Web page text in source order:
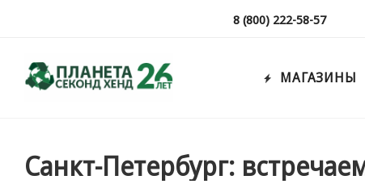
8 (800) 222-58-57
МАГАЗИНЫ
Санкт-Петербург: